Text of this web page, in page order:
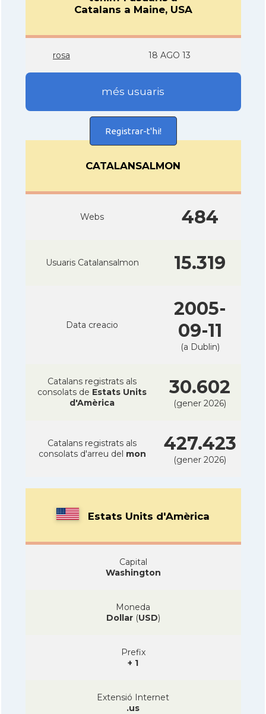
Catalans a Maine, USA
rosa 18 AGO 13
més usuaris
Registrar-t'hi!
CATALANSALMON
Webs 484
Usuaris Catalansalmon 15.319
Data creacio
2005-
09-11
(a Dublin)
Catalans registrats als
consolats de Estats Units
d'Amèrica
30.602
(gener 2026)
Catalans registrats als
consolats d'arreu del mon 427.423
(gener 2026)
Estats Units d'Amèrica
Capital
Washington
Moneda
Dollar(USD)
Prefix
+ 1
Extensió Internet
.us